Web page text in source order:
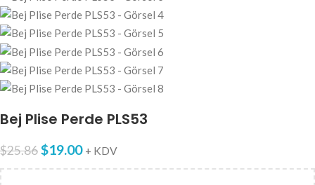
Bej Plise Perde PLS53
$25.86$19.00 + KDV